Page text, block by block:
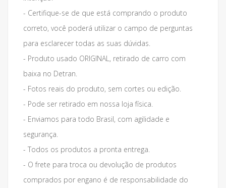
- Certifique-se de que está comprando o produto
correto, você poderá utilizar o campo de perguntas
para esclarecer todas as suas dúvidas.
- Produto usado ORIGINAL, retirado de carro com
baixa no Detran.
- Fotos reais do produto, sem cortes ou edição.
- Pode ser retirado em nossa loja física.
- Enviamos para todo Brasil, com agilidade e
segurança.
- Todos os produtos a pronta entrega.
- O frete para troca ou devolução de produtos
comprados por engano é de responsabilidade do